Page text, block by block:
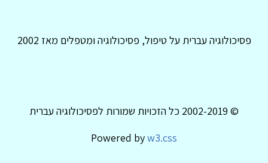
פסיכולוגיה עברית על טיפול, פסיכולוגיה ומטפלים מאז 2002
© 2002-2019 כל הזכויות שמורות לפסיכולוגיה עברית
Powered byw3.css